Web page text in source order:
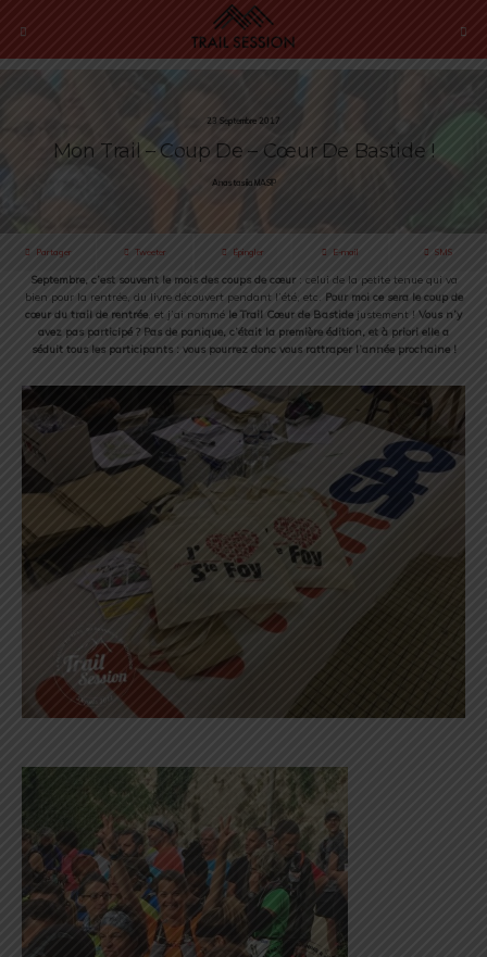
23 Septembre 2017
Mon Trail – Coup De – Cœur De Bastide !
Anastasiia MASIP
Partager Tweeter Épingler E-mail SMS
Septembre, c’est souvent le mois des coups de cœur: celui de la petite tenue qui va
bien pour la rentrée, du livre découvert pendant l’été, etc. Pour moi ce sera le coup de
cœur du trail de rentrée , et j’ai nommé le Trail Cœur de Bastide justement ! Vous n’y
avez pas participé ? Pas de panique, c’était la première édition, et à priori elle a
séduit tous les participants : vous pourrez donc vous rattraper l’année prochaine !